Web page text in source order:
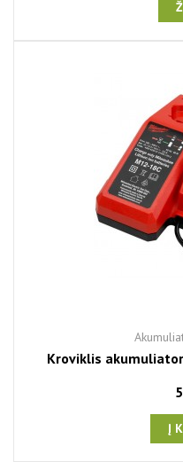
Kroviklis
Į